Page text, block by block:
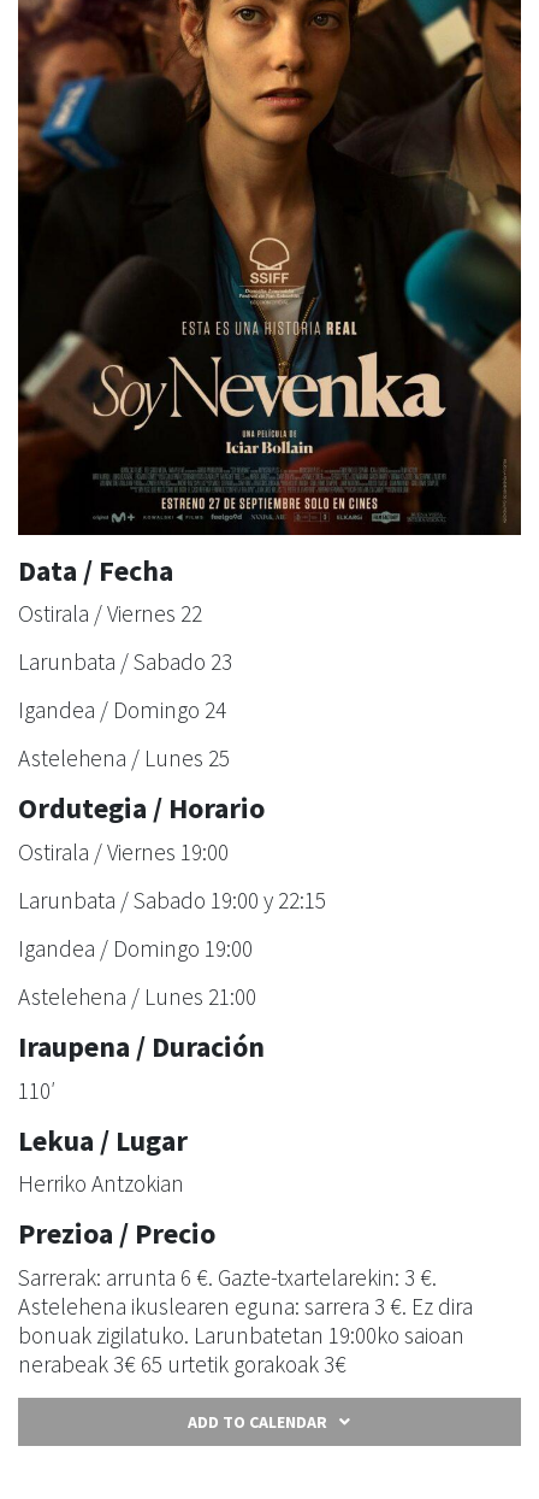
Data / Fecha
Ostirala / Viernes 22
Larunbata / Sabado 23
Igandea / Domingo 24
Astelehena / Lunes 25
Ordutegia / Horario
Ostirala / Viernes 19:00
Larunbata / Sabado 19:00 y 22:15
Igandea / Domingo 19:00
Astelehena / Lunes 21:00
Iraupena / Duración
110′
Lekua / Lugar
Herriko Antzokian
Prezioa / Precio
Sarrerak: arrunta 6 €. Gazte-txartelarekin: 3 €.
Astelehena ikuslearen eguna: sarrera 3 €. Ez dira
bonuak zigilatuko. Larunbatetan 19:00ko saioan
nerabeak 3€ 65 urtetik gorakoak 3€
ADD TO CALENDAR